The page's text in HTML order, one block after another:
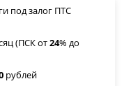
под залог ПТС
(ПСК от24% до
рублей